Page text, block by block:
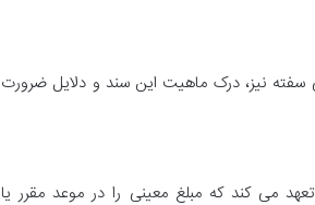
سفته نیز، درک ماهیت این سند و دلایل ضرورت
می کند که مبلغ معینی را در موعد مقرر یا